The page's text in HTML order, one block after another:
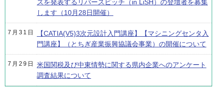
ズを発表するリバースピッチ（in LiSH）の登壇者を募集
します（10月28日開催）
7月31日
【CATIA(V5)3次元設計入門講座】【マシニングセンタ入
門講座】（とちぎ産業振興協議会事業）の開催について
7月29日
米国関税及び中東情勢に関する県内企業へのアンケート
調査結果について